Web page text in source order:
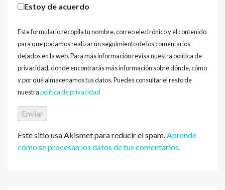
Estoy de acuerdo
Este formulario recopila tu nombre, correo electrónico y el contenido
para que podamos realizar un seguimiento de los comentarios
dejados en la web. Para más información revisa nuestra política de
privacidad, donde encontrarás más información sobre dónde, cómo
y por qué almacenamos tus datos. Puedes consultar el resto de
nuestrapolítica de privacidad
Este sitio usa Akismet para reducir el spam.Aprende
cómo se procesan los datos de tus comentarios.